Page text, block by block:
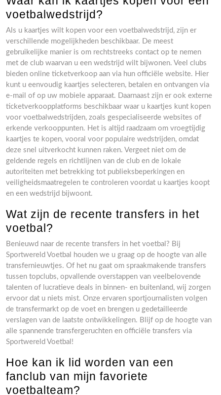
voetbalwedstrijd?
Als u kaartjes wilt kopen voor een voetbalwedstrijd, zijn er
verschillende mogelijkheden beschikbaar. De meest
gebruikelijke manier is om rechtstreeks contact op te nemen
met de club waarvan u een wedstrijd wilt bijwonen. Veel clubs
bieden online ticketverkoop aan via hun officiële website. Hier
kunt u eenvoudig kaartjes selecteren, betalen en ontvangen via
e-mail of op uw mobiele apparaat. Daarnaast zijn er ook externe
ticketverkoopplatforms beschikbaar waar u kaartjes kunt kopen
voor voetbalwedstrijden, zoals gespecialiseerde websites of
erkende verkooppunten. Het is altijd raadzaam om vroegtijdig
kaartjes te kopen, vooral voor populaire wedstrijden, omdat
deze snel uitverkocht kunnen raken. Vergeet niet om de
geldende regels en richtlijnen van de club en de lokale
autoriteiten met betrekking tot publieksbeperkingen en
veiligheidsmaatregelen te controleren voordat u kaartjes koopt
en een wedstrijd bijwoont.
Wat zijn de recente transfers in het
voetbal?
Benieuwd naar de recente transfers in het voetbal? Bij
Sportwereld Voetbal houden we u graag op de hoogte van alle
transfernieuwtjes. Of het nu gaat om spraakmakende transfers
tussen topclubs, opvallende overstappen van veelbelovende
talenten of lucratieve deals in binnen- en buitenland, wij zorgen
ervoor dat u niets mist. Onze ervaren sportjournalisten volgen
de transfermarkt op de voet en brengen u gedetailleerde
verslagen van de laatste ontwikkelingen. Blijf op de hoogte van
alle spannende transfergeruchten en officiële transfers via
Sportwereld Voetbal!
Hoe kan ik lid worden van een
fanclub van mijn favoriete
voetbalteam?